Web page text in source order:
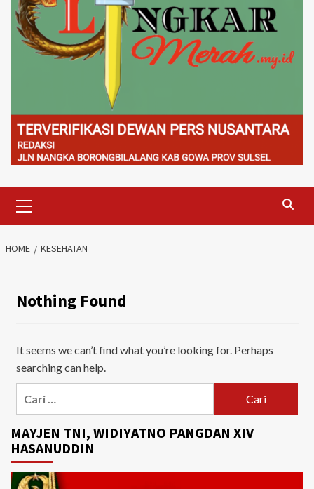
Menu
HOME KESEHATAN
Nothing Found
It seems we can’t find what you’re looking for. Perhaps
searching can help.
MAYJEN TNI, WIDIYATNO PANGDAN XIV
HASANUDDIN